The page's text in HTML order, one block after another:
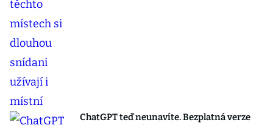
ChatGPT teď neunavíte. Bezplatná verze